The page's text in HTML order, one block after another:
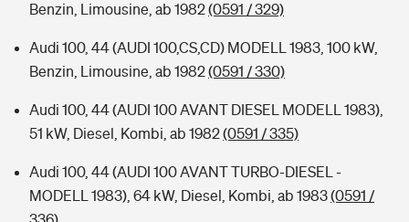
Benzin, Limousine, ab 1982(0591 / 329)
Audi 100, 44 (AUDI 100,CS,CD) MODELL 1983, 100 kW,
Benzin, Limousine, ab 1982(0591 / 330)
Audi 100, 44 (AUDI 100 AVANT DIESEL MODELL 1983),
51 kW, Diesel, Kombi, ab 1982(0591 / 335)
Audi 100, 44 (AUDI 100 AVANT TURBO-DIESEL -
MODELL 1983), 64 kW, Diesel, Kombi, ab 1983(0591 /